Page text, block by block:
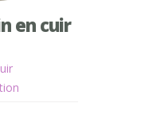
en cuir